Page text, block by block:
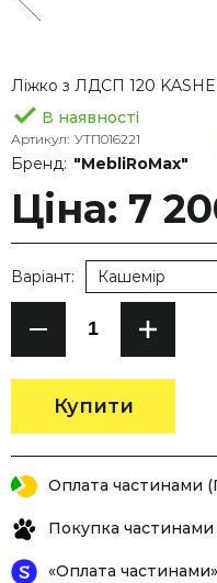
Ліжко з ЛДСП 120
В наявності
Артикул: УТП016221
Бренд: "MebliRoMax"
Ціна: 7
Купити
Варіант: Кашемір
Оплата частинами
Покупка
«Оплата